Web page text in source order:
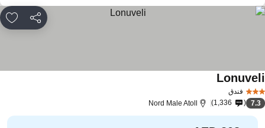
مشاركة
فندق
7.3
1,336
Nord Male Atoll